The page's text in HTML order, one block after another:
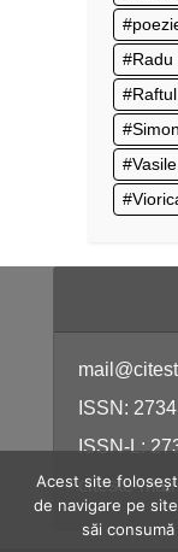
Radu
ISSN:
ISSN-L:
citeste-
Acest site
de navigare pe
săi